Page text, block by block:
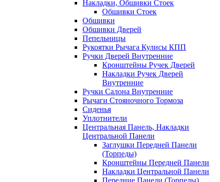
Накладки, Обшивки Стоек
Обшивки Стоек
Обшивки
Обшивки Дверей
Пепельницы
Рукоятки Рычага Кулисы КПП
Ручки Дверей Внутренние
Кронштейны Ручек Дверей
Накладки Ручек Дверей
Внутренние
Ручки Салона Внутренние
Рычаги Стояночного Тормоза
Сиденья
Уплотнители
Центральная Панель, Накладки
Центральной Панели
Заглушки Передней Панели
(Торпеды)
Кронштейны Передней Панели
Накладки Центральной Панели
Передние Панели (Торпеды)